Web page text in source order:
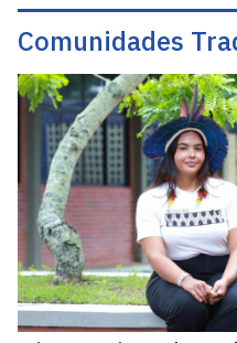
Comunidades